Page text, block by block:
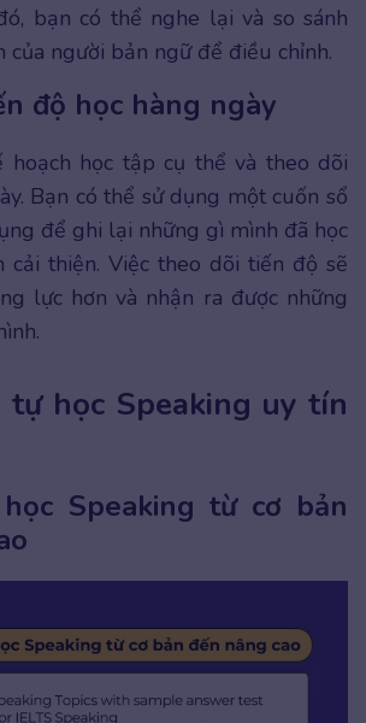
bạn có thể nghe lại và so sánh
của người bản ngữ để điều chỉnh.
độ học hàng ngày
hoạch học tập cụ thể và theo dõi
Bạn có thể sử dụng một cuốn sổ
để ghi lại những gì mình đã học
cải thiện. Việc theo dõi tiến độ sẽ
lực hơn và nhận ra được những
tự học Speaking uy tín
Speaking từ cơ bản